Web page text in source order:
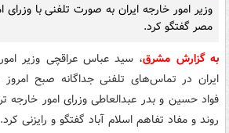
وزیر امور خارجه ایران به صورت تلفنی با وزرای
مصر گفتگو کرد.
به گزارش مشرق، سید عباس عراقچی وزیر
ایران در تماس‌های تلفنی جداگانه صبح امروز
فواد حسین و بدر عبدالعاطی وزرای امور خارجه
روند و مفاد تفاهم اسلام آباد گفتگو و رایزنی کرد.